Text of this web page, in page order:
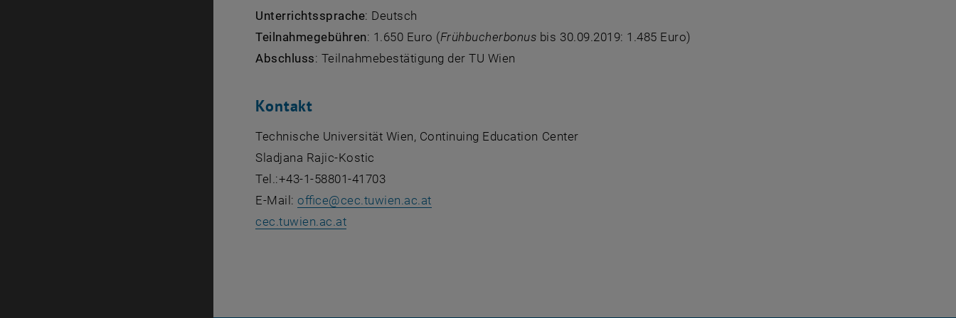
Unterrichtssprache: Deutsch
Teilnahmegebühren: 1.650 Euro (Frühbucherbonus bis 30.09.2019: 1.485 Euro)
Abschluss: Teilnahmebestätigung der TU Wien
Kontakt
Technische Universität Wien, Continuing Education Center
Sladjana Rajic-Kostic
Tel.:+43-1-58801-41703
E-Mail:office@cec.tuwien.ac.at
cec.tuwien.ac.at, öffnet eine externe URL in einem neuen Fenster